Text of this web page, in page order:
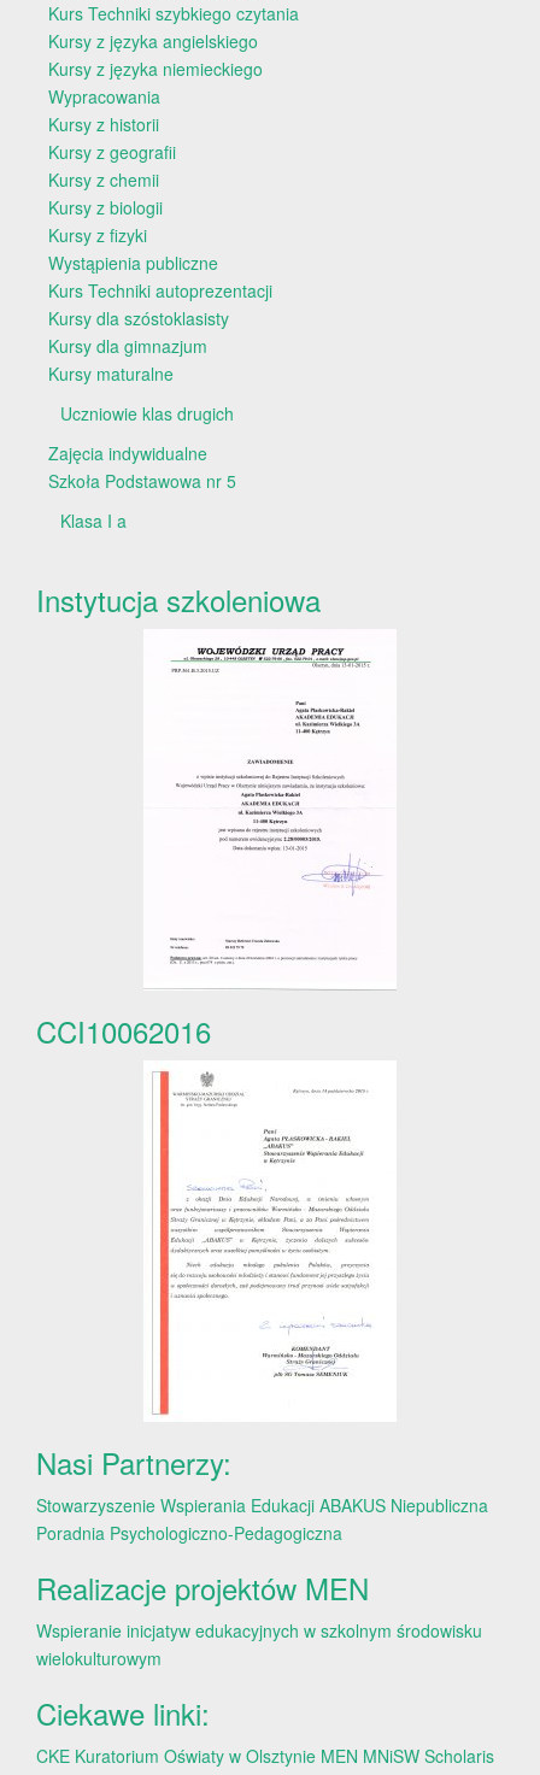
Kurs Techniki szybkiego czytania
Kursy z języka angielskiego
Kursy z języka niemieckiego
Wypracowania
Kursy z historii
Kursy z geografii
Kursy z chemii
Kursy z biologii
Kursy z fizyki
Wystąpienia publiczne
Kurs Techniki autoprezentacji
Kursy dla szóstoklasisty
Kursy dla gimnazjum
Kursy maturalne
Uczniowie klas drugich
Zajęcia indywidualne
Szkoła Podstawowa nr 5
Klasa I a
Instytucja szkoleniowa
CCI10062016
Nasi Partnerzy:
Stowarzyszenie Wspierania Edukacji ABAKUS Niepubliczna
Poradnia Psychologiczno-Pedagogiczna
Realizacje projektów MEN
Wspieranie inicjatyw edukacyjnych w szkolnym środowisku
wielokulturowym
Ciekawe linki:
CKE Kuratorium Oświaty w Olsztynie MEN MNiSW Scholaris